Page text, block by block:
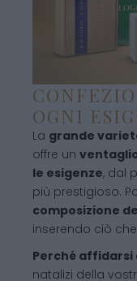
OGNI
La grande
offre un
le esigenze, dal
più prestigioso.
composizione
inserendo ciò
Perché affidarsi
natalizi della